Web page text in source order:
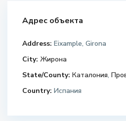
Адрес объекта
Address: Eixample, Girona
City: Жирона
State/County: Каталония,
Country: Испания